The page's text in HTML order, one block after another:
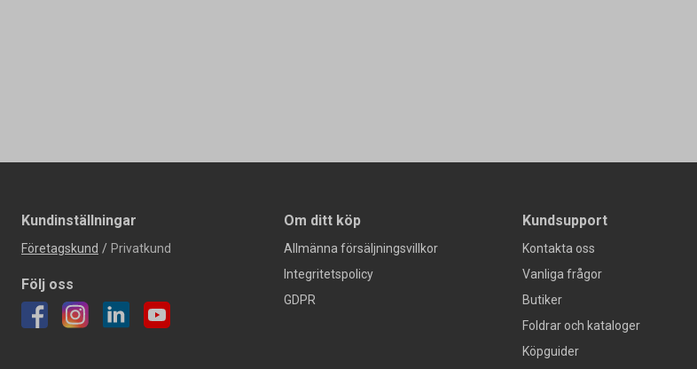
Kundinställningar
Företagskund / Privatkund
Följ oss
Om ditt köp
Allmänna försäljningsvillkor
Integritetspolicy
GDPR
Kundsupport
Kontakta oss
Vanliga frågor
Butiker
Foldrar och kataloger
Köpguider